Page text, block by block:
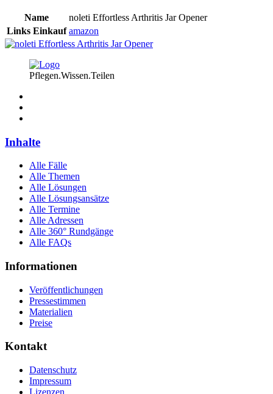
Name
noleti Effortless Arthritis Jar Opener
Links Einkauf amazon
Pflegen.Wissen.Teilen
Inhalte
Alle Fälle
Alle Themen
Alle Lösungen
Alle Lösungsansätze
Alle Termine
Alle Adressen
Alle 360° Rundgänge
Alle FAQs
Informationen
Veröffentlichungen
Pressestimmen
Materialien
Preise
Kontakt
Datenschutz
Impressum